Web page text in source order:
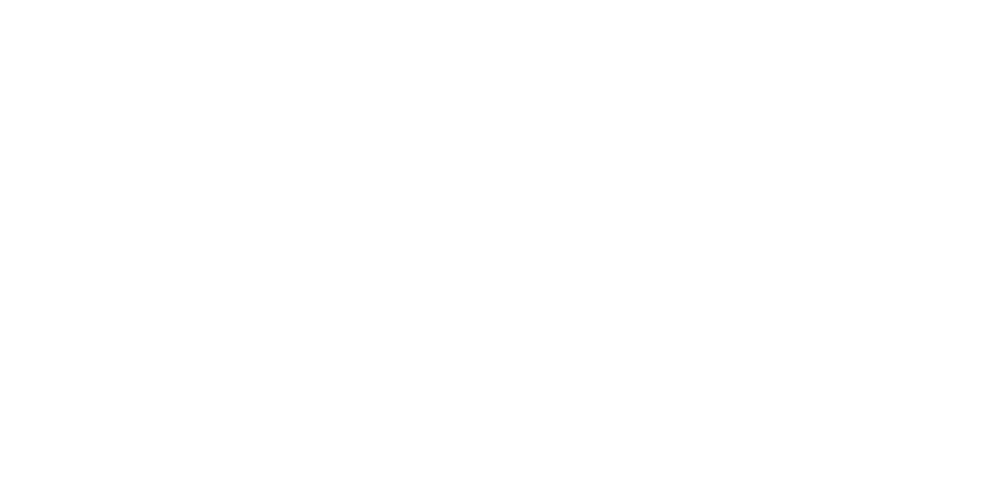
s přistýlkou za příplatek. 3 děti jsou možné v pokoji s propojenými dveřmi.
Je obklopen bujnou tropickou zahradou. Leží na pláži Klong Dao. Hotel se skládá z dvoupatrových pavilónů, z kterých je výhled do
pokoje typu superior. Za příplatek na vyžádání jsou možné vily deluxe, premium a grand, které se liší velikostí pokoje, a také rodinný
a relaxaci. Je obklopen bujnou tropickou zahradou. Leží na pláži Klong Dao. Hotel se skládá z dvoupatrových pavilónů, z kterých je
nabídce jsou pokoje typu superior. Za příplatek na vyžádání jsou možné vily deluxe, premium a grand, které se liší velikostí